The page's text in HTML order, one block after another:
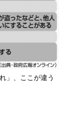
」、ここが違う